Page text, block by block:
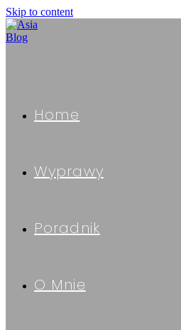
Skip to content
Home
Wyprawy
Poradnik
O Mnie